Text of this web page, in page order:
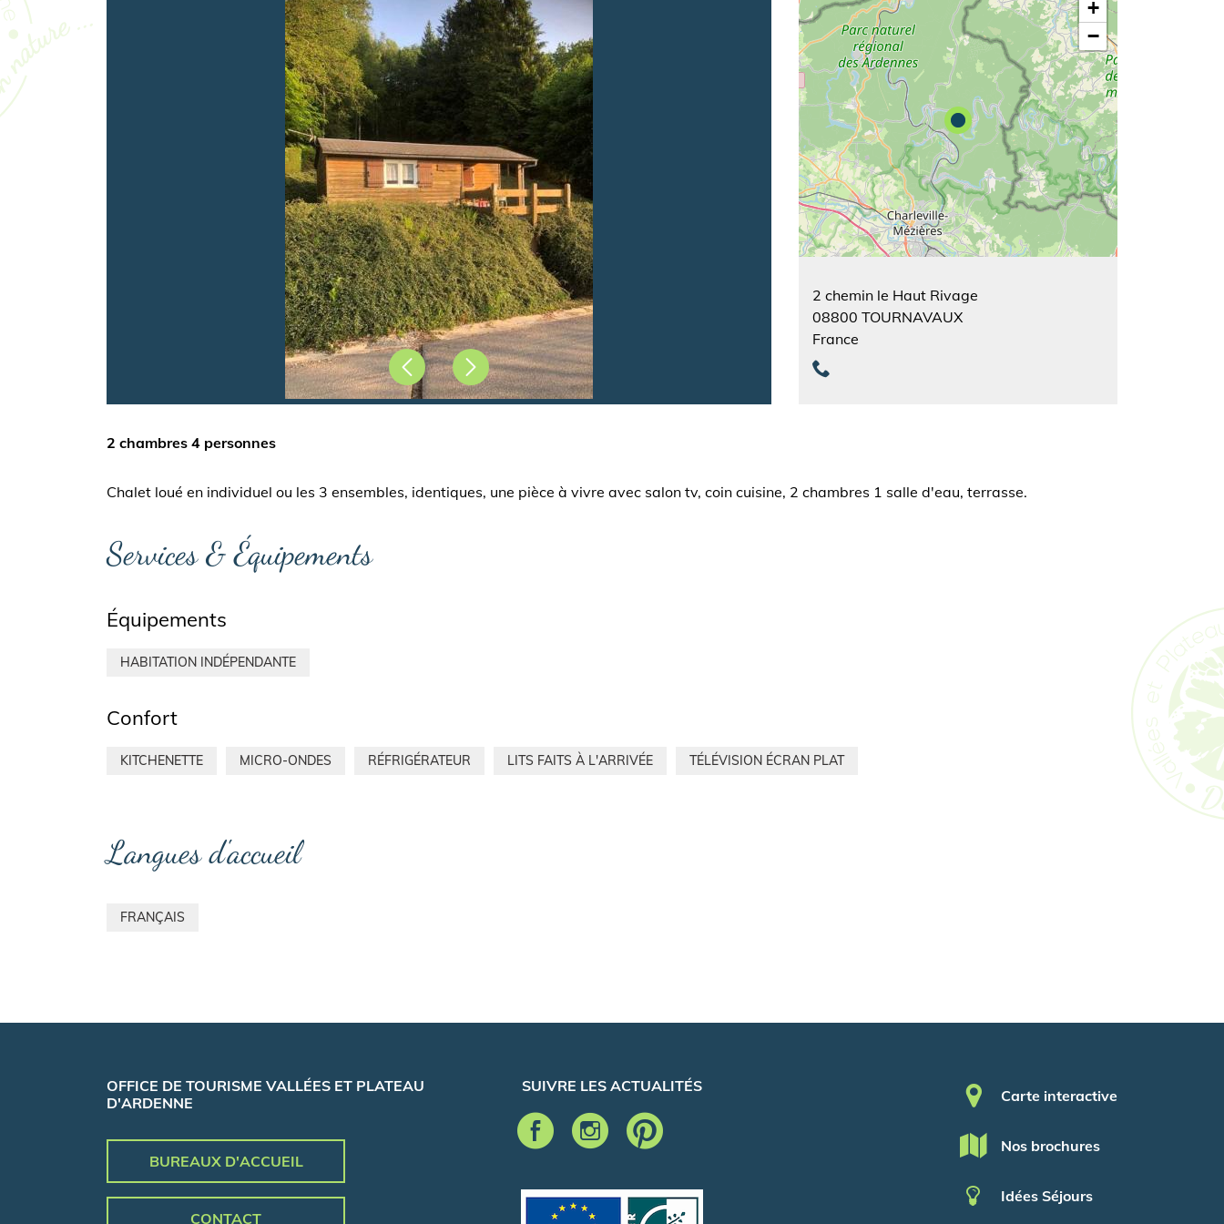
PrécédentSuivant
+
−
2 chemin le Haut Rivage
08800 TOURNAVAUX
France
2 chambres 4 personnes
Chalet loué en individuel ou les 3 ensembles, identiques, une pièce à vivre avec salon tv, coin cuisine, 2 chambres 1 salle d'eau, terrasse.
Services & Équipements
Équipements
HABITATION INDÉPENDANTE
Confort
KITCHENETTE MICRO-ONDES RÉFRIGÉRATEUR LITS FAITS À L'ARRIVÉE TÉLÉVISION ÉCRAN PLAT
Langues d'accueil
FRANÇAIS
OFFICE DE TOURISME VALLÉES ET PLATEAU
D'ARDENNE
BUREAUX D'ACCUEIL
CONTACT
SUIVRE LES ACTUALITÉS Pied de page
Carte interactive
Nos brochures
Idées Séjours